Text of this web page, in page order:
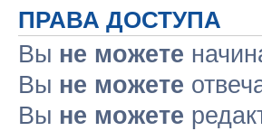
ПРАВА ДОСТУПА
Вы не можете
Вы не можете
Вы не можете